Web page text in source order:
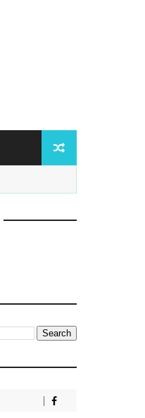
आरोप